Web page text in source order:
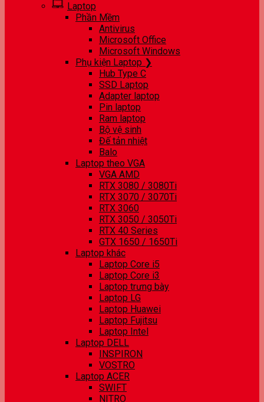
Laptop
Phần Mềm
Antivirus
Microsoft Office
Microsoft Windows
Phụ kiện Laptop ❯
Hub Type C
SSD Laptop
Adapter laptop
Pin laptop
Ram laptop
Bộ vệ sinh
Đế tản nhiệt
Balo
Laptop theo VGA
VGA AMD
RTX 3080 / 3080Ti
RTX 3070 / 3070Ti
RTX 3060
RTX 3050 / 3050Ti
RTX 40 Series
GTX 1650 / 1650Ti
Laptop khác
Laptop Core i5
Laptop Core i3
Laptop trưng bày
Laptop LG
Laptop Huawei
Laptop Fujitsu
Laptop Intel
Laptop DELL
INSPIRON
VOSTRO
Laptop ACER
SWIFT
NITRO